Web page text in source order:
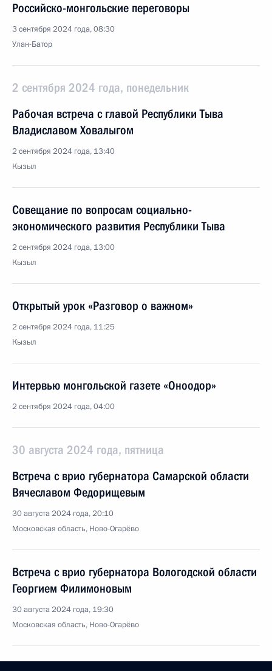
Российско-монгольские переговоры
3 сентября 2024 года, 08:30
Улан-Батор
2 сентября 2024 года, понедельник
Рабочая встреча с главой Республики Тыва
Владиславом Ховалыгом
2 сентября 2024 года, 13:40
Кызыл
Совещание по вопросам социально-
экономического развития Республики Тыва
2 сентября 2024 года, 13:00
Кызыл
Открытый урок «Разговор о важном»
2 сентября 2024 года, 11:25
Кызыл
Интервью монгольской газете «Оноодор»
2 сентября 2024 года, 04:00
30 августа 2024 года, пятница
Встреча с врио губернатора Самарской области
Вячеславом Федорищевым
30 августа 2024 года, 20:10
Московская область, Ново-Огарёво
Встреча с врио губернатора Вологодской области
Георгием Филимоновым
30 августа 2024 года, 19:30
Московская область, Ново-Огарёво